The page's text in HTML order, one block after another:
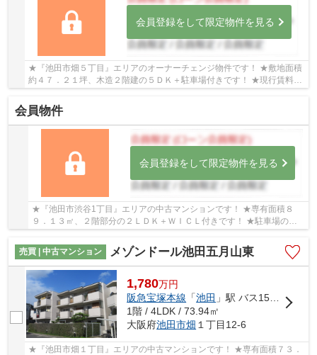
会員登録をして限定物件を見る
★『池田市畑５丁目』エリアのオーナーチェンジ物件です！ ★敷地面積
約４７．２１坪、木造２階建の５ＤＫ＋駐車場付きです！ ★現行賃料７
０，０００円、年収８４０，０００円、現行利回...
会員物件
会員登録をして限定物件を見る
★『池田市渋谷1丁目』エリアの中古マンションです！ ★専有面積８
９．１３㎡、２階部分の２ＬＤＫ＋ＷＩＣＬ付きです！ ★駐車場の権
利付き物件です！
売買 | 中古マンション
メゾンドール池田五月山東
1,780万円
阪急宝塚本線 「池田 」駅 バス15分 「秦野小学校前」 停歩5分
1階 / 4LDK / 73.94㎡
大阪府池田市畑 １丁目12-6
★『池田市畑１丁目』エリアの中古マンションです！ ★専有面積７３．